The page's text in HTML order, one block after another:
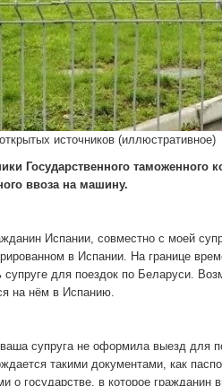
источников (иллюстративное)
Государственного
ввоза на машину.
Испании, совместно с моей
в Испании. На границе
супруге для поездок по Беларуси.
на нём в Испанию.
супруга не оформила выезд для
такими документами, как
о государстве, в которое гражданин